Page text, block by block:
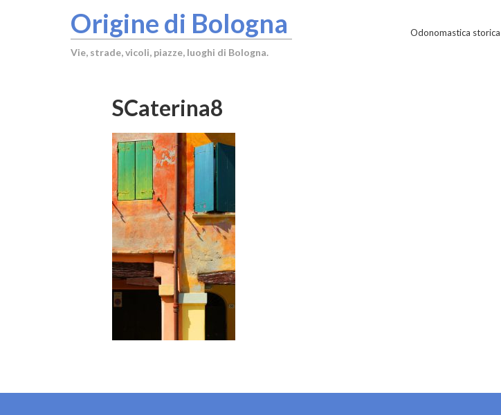
Origine di Bologna
Vie, strade, vicoli, piazze, luoghi di Bologna.
Odonomastica storica
SCaterina8